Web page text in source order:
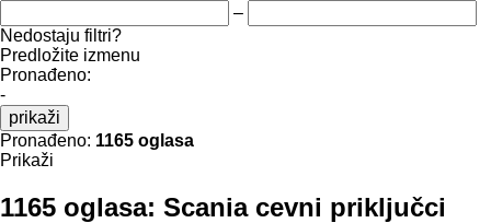
–
Nedostaju filtri?
Predložite izmenu
Pronađeno:
-
prikaži
Pronađeno: 1165 oglasa
Prikaži
1165 oglasa: Scania cevni priključci